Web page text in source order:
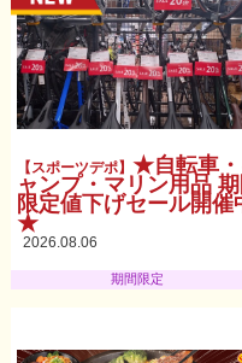
【スポーツデポ】 ★自転車
ャンプ・マリン用品 期
限定値下げセール開催
★
2026.08.06
期間限定